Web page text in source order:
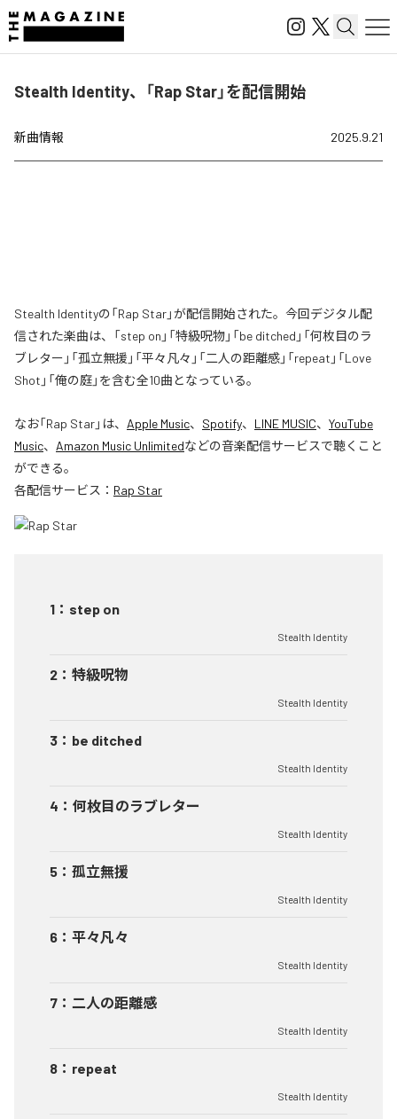
Stealth Identity、「Rap Star」を配信開始
新曲情報 2025.9.21
Stealth Identityの「Rap Star」が配信開始された。今回デジタル配
信された楽曲は、「step on」「特級呪物」「be ditched」「何枚目のラ
ブレター」「孤立無援」「平々凡々」「二人の距離感」「repeat」「Love
Shot」「俺の庭」を含む全10曲となっている。
なお「Rap Star」は、 Apple Music、 Spotify、 LINE MUSIC、 YouTube
Music、 Amazon Music Unlimitedなどの音楽配信サービスで聴くこと
ができる。
各配信サービス： Rap Star
1 ： step on
Stealth Identity
2 ： 特級呪物
Stealth Identity
3 ： be ditched
Stealth Identity
4 ： 何枚目のラブレター
Stealth Identity
5 ： 孤立無援
Stealth Identity
6 ： 平々凡々
Stealth Identity
7 ： 二人の距離感
Stealth Identity
8 ： repeat
Stealth Identity